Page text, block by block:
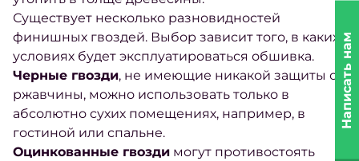
Существует несколько разновидностей
финишных гвоздей. Выбор зависит того, в каких
условиях будет эксплуатироваться обшивка.
Черные гвозди, не имеющие никакой защиты от
ржавчины, можно использовать только в
абсолютно сухих помещениях, например, в
гостиной или спальне.
Оцинкованные гвозди могут противостоять
Написать нам